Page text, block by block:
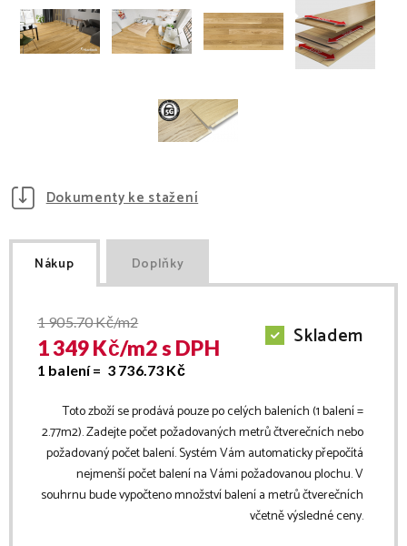
Dokumenty ke stažení
Nákup Doplňky
1 905.70Kč/m2
1 349Kč/m2s DPH
1 balení = 3 736.73 Kč
Skladem
Toto zboží se prodává pouze po celých baleních (1 balení =
2.77m2). Zadejte počet požadovaných metrů čtverečních nebo
požadovaný počet balení. Systém Vám automaticky přepočítá
nejmenší počet balení na Vámi požadovanou plochu. V
souhrnu bude vypočteno množství balení a metrů čtverečních
včetně výsledné ceny.